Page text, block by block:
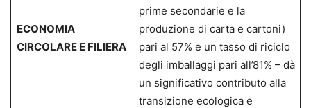
ECONOMIA
CIRCOLARE E FILIERA
prime secondarie e la
produzione di carta e cartoni)
pari al 57% e un tasso di riciclo
degli imballaggi pari all’81% – dà
un significativo contributo alla
transizione ecologica e